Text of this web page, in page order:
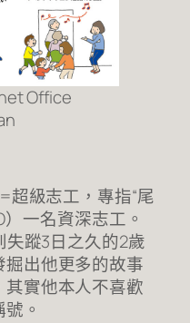
Office
超級志工，專指“尾
）一名資深志工。
失蹤3日之久的2歲
出他更多的故事
實他本人不喜歡
。